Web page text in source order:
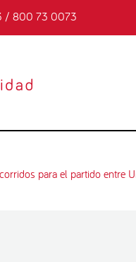
/ 800 73 0073
para el partido entre